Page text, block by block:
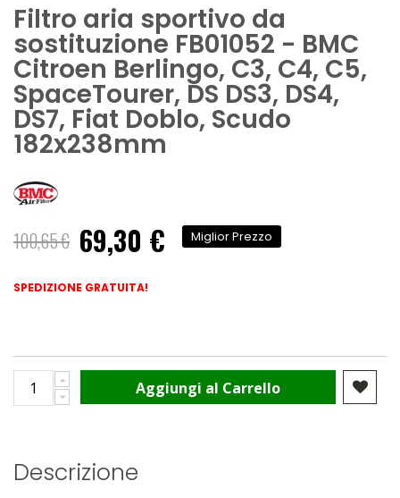
Filtro aria sportivo da
sostituzione FB01052 - BMC
Citroen Berlingo, C3, C4, C5,
SpaceTourer, DS DS3, DS4,
DS7, Fiat Doblo, Scudo
182x238mm
100,65 €
Prezzo
speciale
69,30 € Miglior Prezzo
SPEDIZIONE GRATUITA!
Aggiungi al Carrello
Descrizione